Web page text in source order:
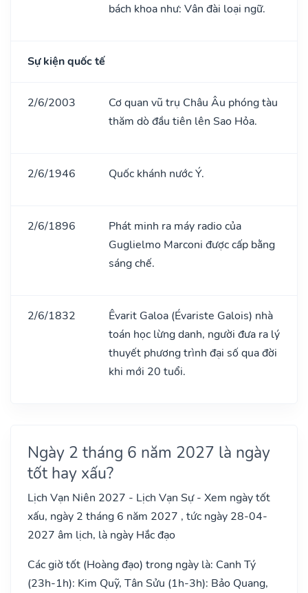
bách khoa như: Vân đài loại ngữ.
Sự kiện quốc tế
2/6/2003
Cơ quan vũ trụ Châu Âu phóng tàu
thăm dò đầu tiên lên Sao Hỏa.
2/6/1946 Quốc khánh nước Ý.
2/6/1896
Phát minh ra máy radio của
Guglielmo Marconi được cấp bằng
sáng chế.
2/6/1832
Êvarit Galoa (Évariste Galois) nhà
toán học lừng danh, người đưa ra lý
thuyết phương trình đại số qua đời
khi mới 20 tuổi.
Ngày 2 tháng 6 năm 2027 là ngày
tốt hay xấu?
Lịch Vạn Niên 2027 - Lịch Vạn Sự - Xem ngày tốt
xấu, ngày 2 tháng 6 năm 2027 , tức ngày 28-04-
2027 âm lịch, là ngày Hắc đạo
Các giờ tốt (Hoàng đạo) trong ngày là: Canh Tý
(23h-1h): Kim Quỹ, Tân Sửu (1h-3h): Bảo Quang,